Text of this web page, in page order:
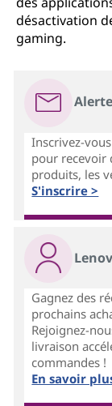
désactivation
gaming.
Inscrivez-
pour recevoir
produits, les
S'inscrire >
Gagnez des
prochains
Rejoignez-
livraison
commandes !
En savoir